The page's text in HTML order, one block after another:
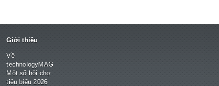
Giới thiệu
Về
technologyMAG
Một số hội chợ
tiêu biểu 2026